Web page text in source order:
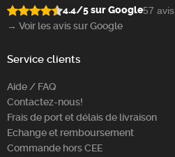
4.4/5 sur Google57 avis
→ Voir les avis sur Google
Service clients
Aide / FAQ
Contactez-nous!
Frais de port et délais de livraison
Echange et remboursement
Commande hors CEE